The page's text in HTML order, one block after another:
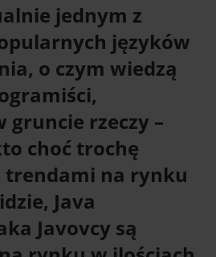
jednym z
języków
o czym wiedzą
rzeczy –
choć trochę
trendami na rynku
Java
Javovcy są